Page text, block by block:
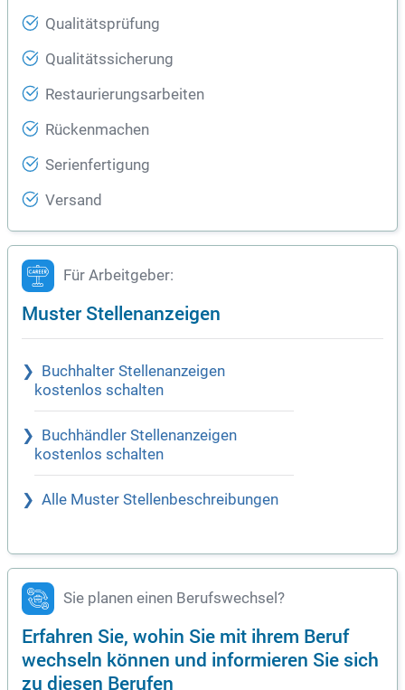
Qualitätsprüfung
Qualitätssicherung
Restaurierungsarbeiten
Rückenmachen
Serienfertigung
Versand
Für Arbeitgeber:
Muster Stellenanzeigen
Buchhalter Stellenanzeigen
kostenlos schalten
Buchhändler Stellenanzeigen
kostenlos schalten
Alle Muster Stellenbeschreibungen
Sie planen einen Berufswechsel?
Erfahren Sie, wohin Sie mit ihrem Beruf
wechseln können und informieren Sie sich
zu diesen Berufen